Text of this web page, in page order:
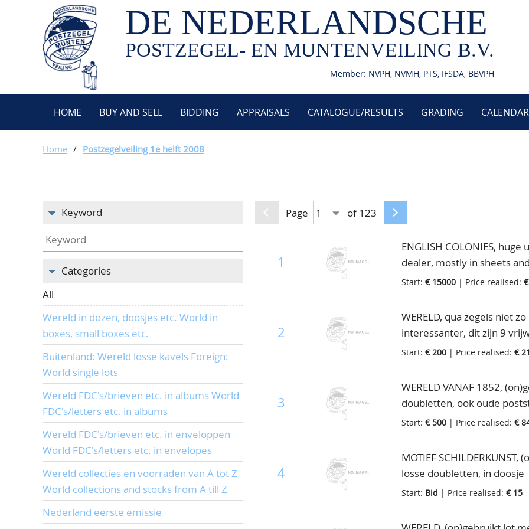
DE NEDERLANDSCHE
POSTZEGEL- EN MUNTENVEILING B.V.
Member: NVPH, NVMH, PTS, IFSDA, BBVPH
HOME BUY AND SELL BIDDING APPRAISALS CATALOGUE/RESULTS GRADING CALENDAR
Home / Postzegelveiling 1e helft 2008
Keyword
Categories
All
Wereld in dozen, doosjes etc. World in
boxes, small boxes etc.
Buitenland: Wereld losse kavels Foreign:
World single lots
Wereld FDC's/brieven etc. in albums World
FDC's/letters etc. in albums
Wereld FDC's/brieven etc. in enveloppen
World FDC's/letters etc. in envelopes
Wereld collecties en voorraden van A tot Z
World collections and stocks from A till Z
Nederland eerste emissie
Page of 123
1
ENGLISH COLONIES,
dealer, mostly in sheets
English Colonies from A
interesting voor thematics,
specification within the lot,
small boxes ENGELSE
voormalig
de laatste jaren, keurig
nummer erop, ook zeer
cataloguswaarde
Start: € 15000 | Price realised:
2
WERELD, qua zegels niet
interessanter, dit zijn 9
van Minkus, prachtige ca.
Start: € 200 | Price realised: €
3
WERELD VANAF 1852,
doubletten, ook oude
interessant Indonesië,
dozen
Start: € 500 | Price realised: €
4
MOTIEF
losse doubletten, in doosje
Start: Bid | Price realised: € 15